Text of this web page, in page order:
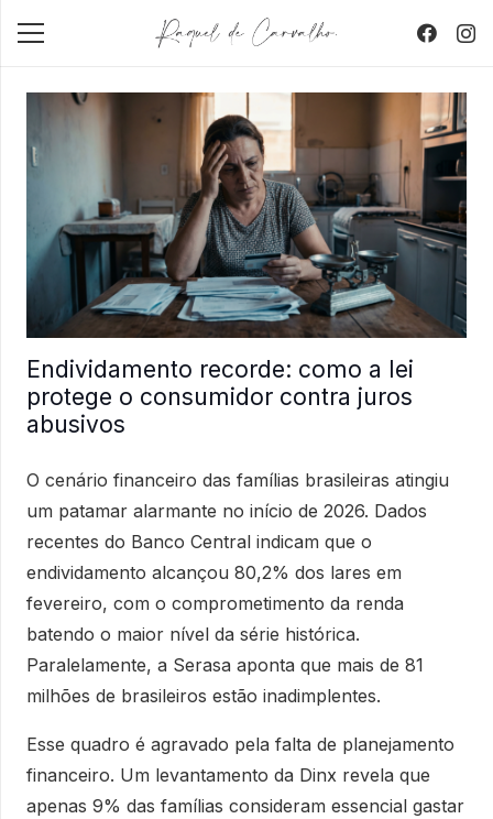
Endividamento recorde: como a lei
protege o consumidor contra juros
abusivos
O cenário financeiro das famílias brasileiras atingiu
um patamar alarmante no início de 2026. Dados
recentes do Banco Central indicam que o
endividamento alcançou 80,2% dos lares em
fevereiro, com o comprometimento da renda
batendo o maior nível da série histórica.
Paralelamente, a Serasa aponta que mais de 81
milhões de brasileiros estão inadimplentes.
Esse quadro é agravado pela falta de planejamento
financeiro. Um levantamento da Dinx revela que
apenas 9% das famílias consideram essencial gastar